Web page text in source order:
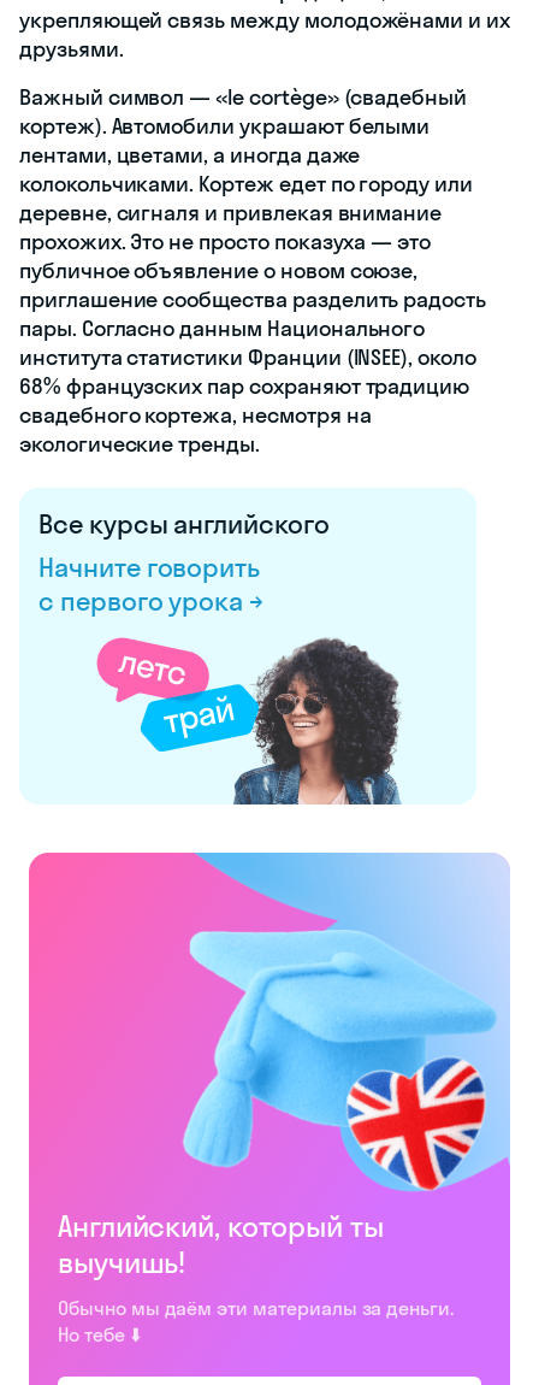
укрепляющей связь между молодожёнами и их
друзьями.
Важный символ — «le cortège» (свадебный
кортеж). Автомобили украшают белыми
лентами, цветами, а иногда даже
колокольчиками. Кортеж едет по городу или
деревне, сигналя и привлекая внимание
прохожих. Это не просто показуха — это
публичное объявление о новом союзе,
приглашение сообщества разделить радость
пары. Согласно данным Национального
института статистики Франции (INSEE), около
68% французских пар сохраняют традицию
свадебного кортежа, несмотря на
экологические тренды.
Все курсы английского
Начните говорить
с первого урока →
Английский, который ты
выучишь!
Обычно мы даём эти материалы за деньги.
Но тебе ⬇️